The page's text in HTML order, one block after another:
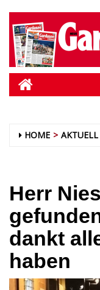
HOME AKTUELL
Herr
dankt
haben